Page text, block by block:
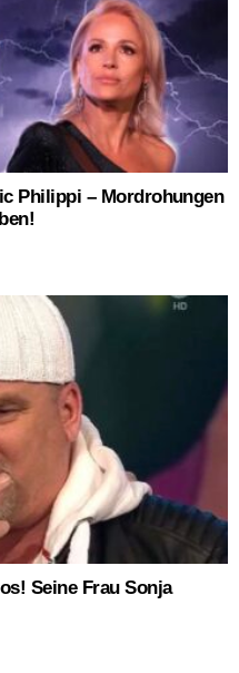
Philippi – Mordrohungen
Seine Frau Sonja